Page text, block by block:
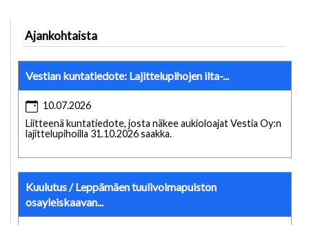
Ajankohtaista
Vestian kuntatiedote: Lajittelupihojen ilta-...
10.07.2026
Liitteenä kuntatiedote, josta näkee aukioloajat Vestia Oy:n
lajittelupihoilla 31.10.2026 saakka.
Kuulutus / Leppämäen tuulivoimapuiston
osayleiskaavan...